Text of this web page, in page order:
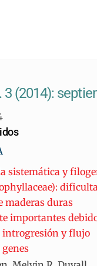
3 (2014):
sistemática y
maderas duras
importantes
introgresión y flujo